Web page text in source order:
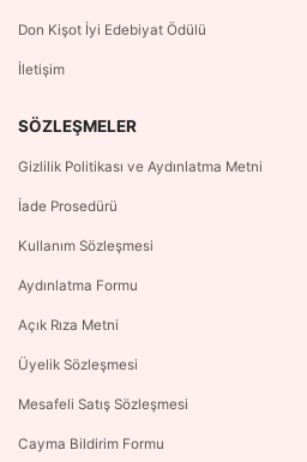
Don Kişot İyi Edebiyat Ödülü
İletişim
SÖZLEŞMELER
Gizlilik Politikası ve Aydınlatma Metni
İade Prosedürü
Kullanım Sözleşmesi
Aydınlatma Formu
Açık Rıza Metni
Üyelik Sözleşmesi
Mesafeli Satış Sözleşmesi
Cayma Bildirim Formu